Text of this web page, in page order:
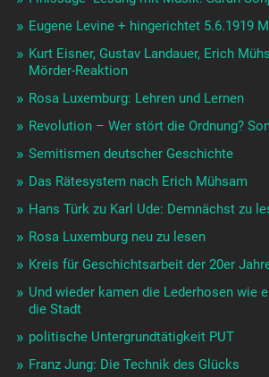
Eugene Levine + hingerichtet 5.6.1919
Kurt Eisner, Gustav Landauer, Erich
Mörder-Reaktion
Rosa Luxemburg: Lehren und Lernen
Revolution – Wer stört die Ordnung?
Semitismen deutscher Geschichte
Das Rätesystem nach Erich Mühsam
Hans Türk zu Karl Ude: Demnächst zu
Rosa Luxemburg neu zu lesen
Kreis für Geschichtsarbeit der 20er
Und wieder kamen die Lederhosen wie
die Stadt
politische Untergrundtätigkeit PUT
Franz Jung: Die Technik des Glücks